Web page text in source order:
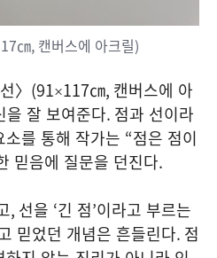
㎝, 캔버스에 아크릴)
〉 (91×117㎝, 캔버스에 아
을 잘 보여준다. 점과 선이라
를 통해 작가는 “점은 점이
믿음에 질문을 던진다.
, 선을 ‘긴 점’이라고 부르는
믿었던 개념은 흔들린다. 점